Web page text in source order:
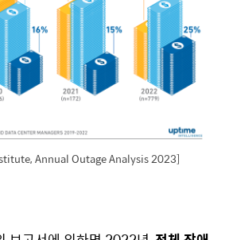
Annual Outage Analysis 2023]